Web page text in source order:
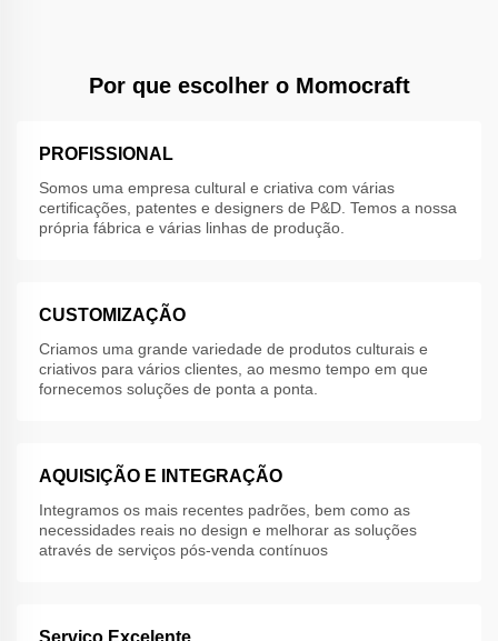
Por que escolher o Momocraft
PROFISSIONAL
Somos uma empresa cultural e criativa com várias
certificações, patentes e designers de P&D. Temos a nossa
própria fábrica e várias linhas de produção.
CUSTOMIZAÇÃO
Criamos uma grande variedade de produtos culturais e
criativos para vários clientes, ao mesmo tempo em que
fornecemos soluções de ponta a ponta.
AQUISIÇÃO E INTEGRAÇÃO
Integramos os mais recentes padrões, bem como as
necessidades reais no design e melhorar as soluções
através de serviços pós-venda contínuos
Serviço Excelente